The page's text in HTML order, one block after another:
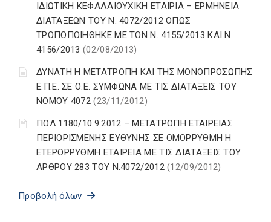
ΙΔΙΩΤΙΚΗ ΚΕΦΑΛΑΙΟΥΧΙΚΗ ΕΤΑΙΡΙΑ – ΕΡΜΗΝΕΙΑ
ΔΙΑΤΑΞΕΩΝ ΤΟΥ Ν. 4072/2012 ΟΠΩΣ
ΤΡΟΠΟΠΟΙΗΘΗΚΕ ΜΕ ΤΟΝ Ν. 4155/2013 ΚΑΙ Ν.
4156/2013(02/08/2013)
ΔΥΝΑΤΗ Η ΜΕΤΑΤΡΟΠΗ ΚΑΙ ΤΗΣ ΜΟΝΟΠΡΟΣΩΠΗΣ
Ε.Π.Ε. ΣΕ Ο.Ε. ΣΥΜΦΩΝΑ ΜΕ ΤΙΣ ΔΙΑΤΑΞΕΙΣ ΤΟΥ
ΝΟΜΟΥ 4072(23/11/2012)
ΠΟΛ.1180/10.9.2012 – ΜΕΤΑΤΡΟΠΗ ΕΤΑΙΡΕΙΑΣ
ΠΕΡΙΟΡΙΣΜΕΝΗΣ ΕΥΘΥΝΗΣ ΣΕ ΟΜΟΡΡΥΘΜΗ Η
ΕΤΕΡΟΡΡΥΘΜΗ ΕΤΑΙΡΕΙΑ ΜΕ ΤΙΣ ΔΙΑΤΑΞΕΙΣ ΤΟΥ
ΑΡΘΡΟΥ 283 ΤΟΥ Ν.4072/2012(12/09/2012)
Προβολή όλων